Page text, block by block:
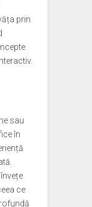
prin
sau
în
ce